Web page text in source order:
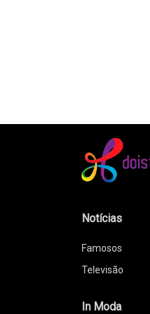
Notícias
Famosos
Televisão
In Moda